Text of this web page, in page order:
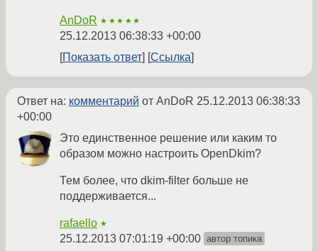
AnDoR ★★★★★
25.12.2013 06:38:33 +00:00
Показать ответ
Ссылка
Ответ на: комментарий от AnDoR 25.12.2013 06:38:33
+00:00
Это единственное решение или каким то
образом можно настроить OpenDkim?
Тем более, что dkim-filter больше не
поддерживается...
rafaello ★
25.12.2013 07:01:19 +00:00 автор топика